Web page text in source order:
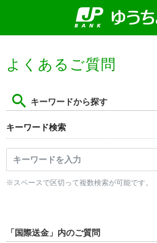
よくあるご質問
キーワードから探す
キーワード検索
※スペースで区切って複数検索が可能です。
「国際送金」内のご質問